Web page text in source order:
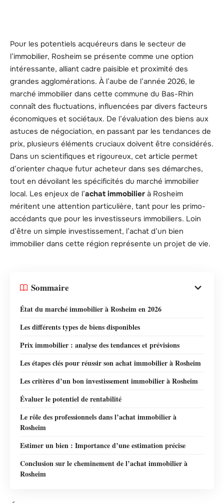
Pour les potentiels acquéreurs dans le secteur de
l’immobilier, Rosheim se présente comme une option
intéressante, alliant cadre paisible et proximité des
grandes agglomérations. À l’aube de l’année 2026, le
marché immobilier dans cette commune du Bas-Rhin
connaît des fluctuations, influencées par divers facteurs
économiques et sociétaux. De l’évaluation des biens aux
astuces de négociation, en passant par les tendances de
prix, plusieurs éléments cruciaux doivent être considérés.
Dans un scientifiques et rigoureux, cet article permet
d’orienter chaque futur acheteur dans ses démarches,
tout en dévoilant les spécificités du marché immobilier
local. Les enjeux de l’achat immobilier à Rosheim
méritent une attention particulière, tant pour les primo-
accédants que pour les investisseurs immobiliers. Loin
d’être un simple investissement, l’achat d’un bien
immobilier dans cette région représente un projet de vie.
Sommaire
État du marché immobilier à Rosheim en 2026
Les différents types de biens disponibles
Prix immobilier : analyse des tendances et prévisions
Les étapes clés pour réussir son achat immobilier à Rosheim
Les critères d’un bon investissement immobilier à Rosheim
Évaluer le potentiel de rentabilité
Le rôle des professionnels dans l’achat immobilier à
Rosheim
Estimer un bien : Importance d’une estimation précise
Conclusion sur le cheminement de l’achat immobilier à
Rosheim